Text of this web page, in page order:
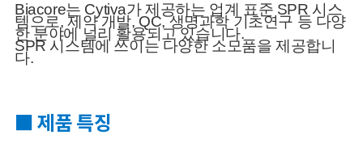
Biacore는 Cytiva가 제공하는 업계 표준 SPR 시스
템으로, 제약개발, QC,생명과학 기초연구 등 다양
한 분야에 널리 활용되고있습니다.
SPR시 스템에 쓰이는 다양한 소모품을제공합니
다.
■ 제품 특징